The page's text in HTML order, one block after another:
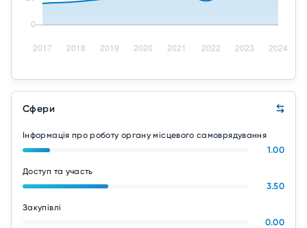
Сфери
Інформація про роботу органу місцевого самоврядування
1.00
Доступ та участь
3.50
Закупівлі
0.00